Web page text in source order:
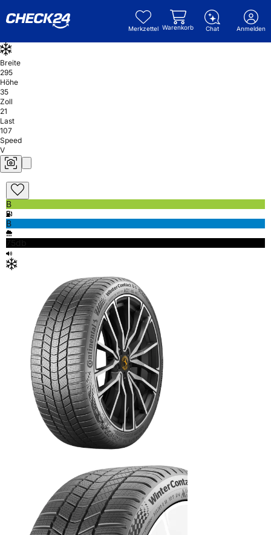
Merkzettel Warenkorb Chat Anmelden
Breite
295
Höhe
35
Zoll
21
Last
107
Speed
V
B
B
75db